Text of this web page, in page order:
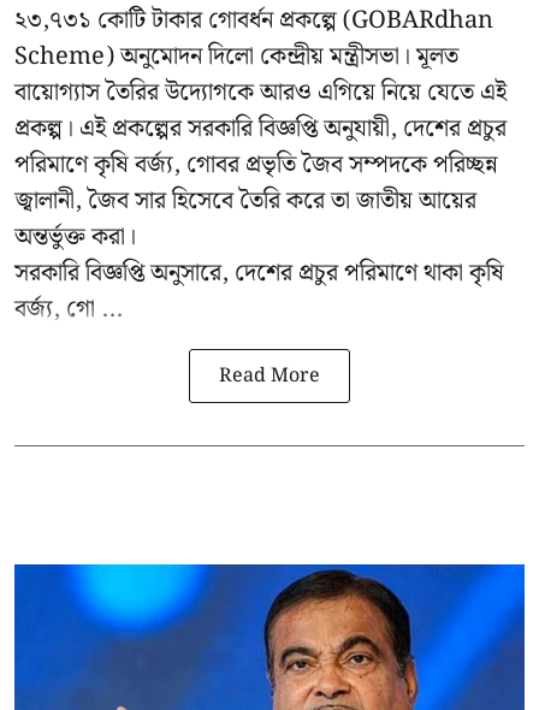
২৩,৭৩১ কোটি টাকার গোবর্ধন প্রকল্পে (GOBARdhan
Scheme) অনুমোদন দিলো কেন্দ্রীয় মন্ত্রীসভা। মূলত
বায়োগ্যাস তৈরির উদ্যোগকে আরও এগিয়ে নিয়ে যেতে এই
প্রকল্প। এই প্রকল্পের সরকারি বিজ্ঞপ্তি অনুযায়ী, দেশের প্রচুর
পরিমাণে কৃষি বর্জ্য, গোবর প্রভৃতি জৈব সম্পদকে পরিচ্ছন্ন
জ্বালানী, জৈব সার হিসেবে তৈরি করে তা জাতীয় আয়ের
অন্তর্ভুক্ত করা।
সরকারি বিজ্ঞপ্তি অনুসারে, দেশের প্রচুর পরিমাণে থাকা কৃষি
বর্জ্য, গো ...
Read More